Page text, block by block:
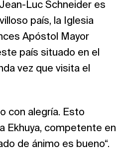
Luc Schneider es
país, la Iglesia
Apóstol Mayor
país situado en el
vez que visita el
con alegría. Esto
Ekhuya, competente en
de ánimo es bueno“.